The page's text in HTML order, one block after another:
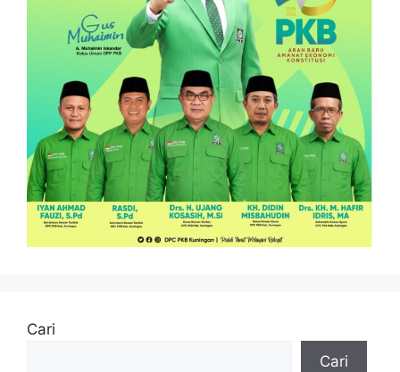
Cari
Cari